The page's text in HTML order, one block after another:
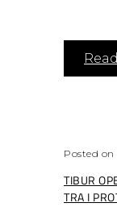
Posted on
TIBUR
TRA I